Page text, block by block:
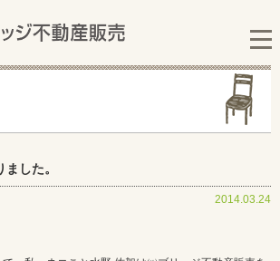
した。
2014.03.24